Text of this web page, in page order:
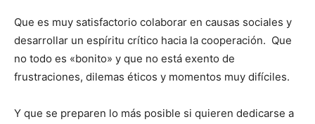
Que es muy satisfactorio colaborar en causas sociales y
desarrollar un espíritu crítico hacia la cooperación. Que
no todo es «bonito» y que no está exento de
frustraciones, dilemas éticos y momentos muy difíciles.
Y que se preparen lo más posible si quieren dedicarse a